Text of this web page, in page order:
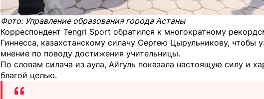
Фото: Управление образования города Астаны
Корреспондент Tengri Sport обратился к многократному
Гиннесса, казахстанскому силачу Сергею Цырульникову, чтобы
мнение по поводу достижения учительницы.
По словам силача из аула, Айгуль показала настоящую силу и
благой целью.